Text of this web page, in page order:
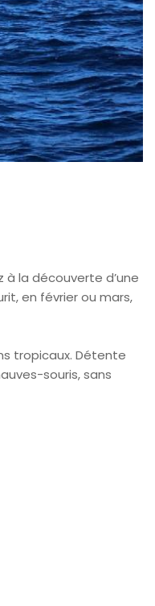
la découverte d’une
en février ou mars,
tropicaux. Détente
souris, sans